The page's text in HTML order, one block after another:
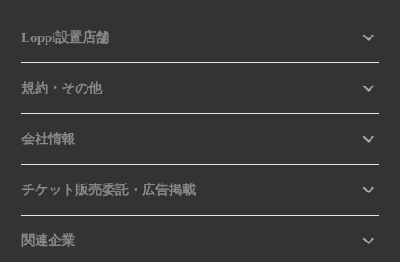
Loppi設置店舗
規約・その他
会社情報
チケット販売委託・広告掲載
関連企業